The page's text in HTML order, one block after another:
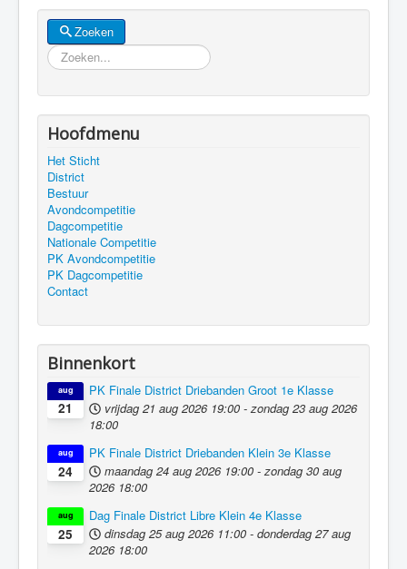
Zoeken
Zoeken
Hoofdmenu
Het Sticht
District
Bestuur
Avondcompetitie
Dagcompetitie
Nationale Competitie
PK Avondcompetitie
PK Dagcompetitie
Contact
Binnenkort
21
aug
PK Finale District Driebanden Groot 1e Klasse
vrijdag 21 aug 2026 19:00 - zondag 23 aug 2026
18:00
24
aug
PK Finale District Driebanden Klein 3e Klasse
maandag 24 aug 2026 19:00 - zondag 30 aug
2026 18:00
25
aug
Dag Finale District Libre Klein 4e Klasse
dinsdag 25 aug 2026 11:00 - donderdag 27 aug
2026 18:00